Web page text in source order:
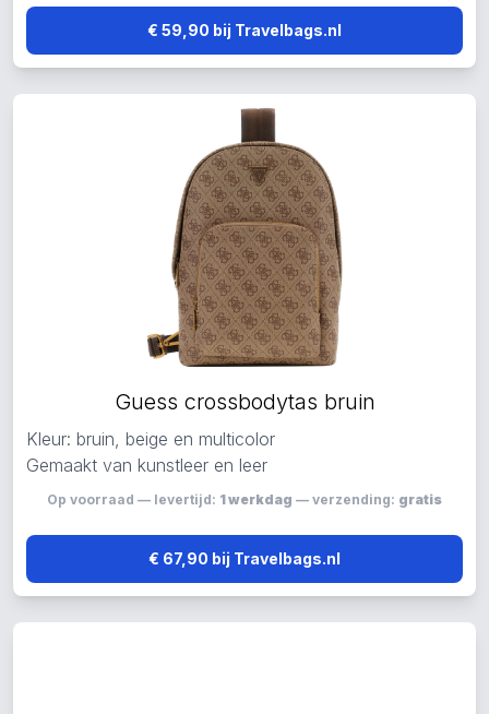
€ 59,90 bij Travelbags.nl
Guess crossbodytas bruin
Kleur: bruin, beige en multicolor
Gemaakt van kunstleer en leer
Op voorraad — levertijd: 1 werkdag — verzending: gratis
€ 67,90 bij Travelbags.nl